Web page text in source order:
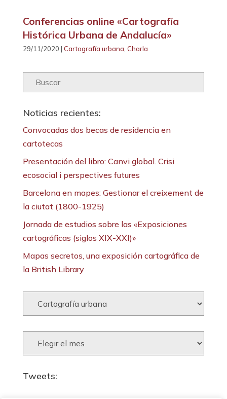
Conferencias online «Cartografía
Histórica Urbana de Andalucía»
29/11/2020 | Cartografía urbana Charla
Noticias recientes:
Convocadas dos becas de residencia en
cartotecas
Presentación del libro: Canvi global. Crisi
ecosocial i perspectives futures
Barcelona en mapes: Gestionar el creixement de
la ciutat (1800-1925)
Jornada de estudios sobre las «Exposiciones
cartográficas (siglos XIX-XXI)»
Mapas secretos, una exposición cartográfica de
la British Library
Tweets: